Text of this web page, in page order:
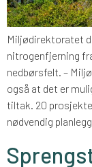
Miljødirektoratet
nitrogenfjerning
nedbørsfelt. –
også at det er
tiltak. 20
nødvendig